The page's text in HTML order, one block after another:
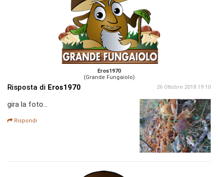
Eros1970
(Grande Fungaiolo)
Risposta di Eros1970 26 Ottobre 2018 19:10
gira la foto...
Rispondi